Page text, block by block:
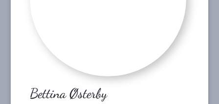
Bettina Østerby